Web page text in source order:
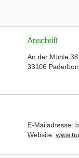
Anschrift
An der Mühle 38
33106
E-Mailadresse:
Website: